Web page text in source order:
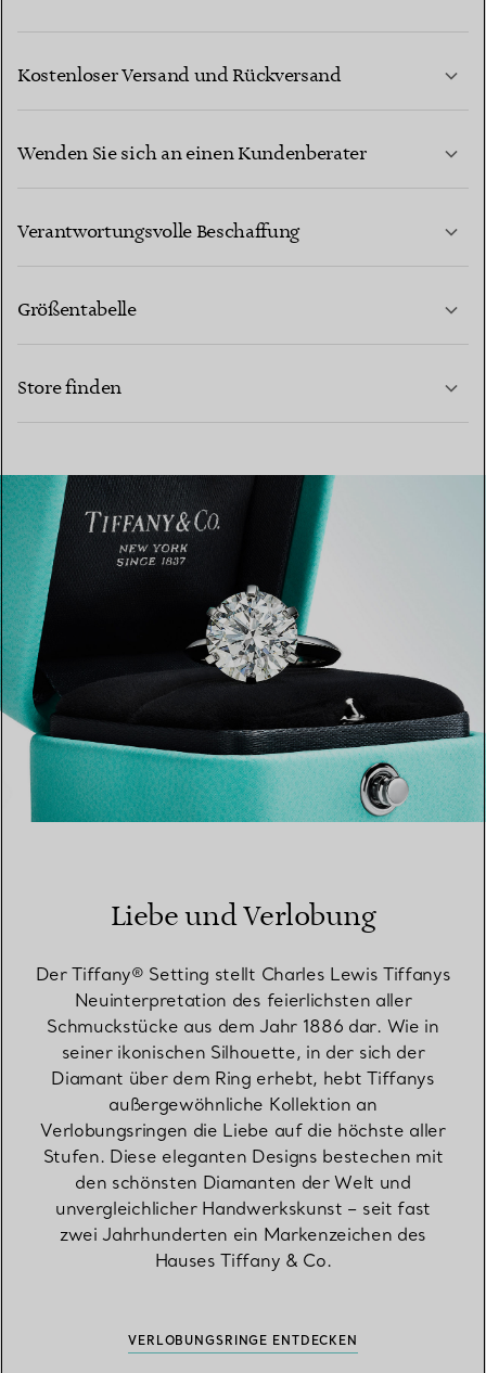
Kostenloser Versand und Rückversand
Wenden Sie sich an einen Kundenberater
Verantwortungsvolle Beschaffung
MEHR ERFAHREN
Größentabelle
Store finden
EINEN STORE IN IHRER NÄHE FINDEN
Liebe und Verlobung
Der Tiffany® Setting stellt Charles Lewis Tiffanys
Neuinterpretation des feierlichsten aller
Schmuckstücke aus dem Jahr 1886 dar. Wie in
seiner ikonischen Silhouette, in der sich der
Diamant über dem Ring erhebt, hebt Tiffanys
außergewöhnliche Kollektion an
Verlobungsringen die Liebe auf die höchste aller
Stufen. Diese eleganten Designs bestechen mit
den schönsten Diamanten der Welt und
unvergleichlicher Handwerkskunst – seit fast
zwei Jahrhunderten ein Markenzeichen des
Hauses Tiffany & Co.
VERLOBUNGSRINGE ENTDECKEN